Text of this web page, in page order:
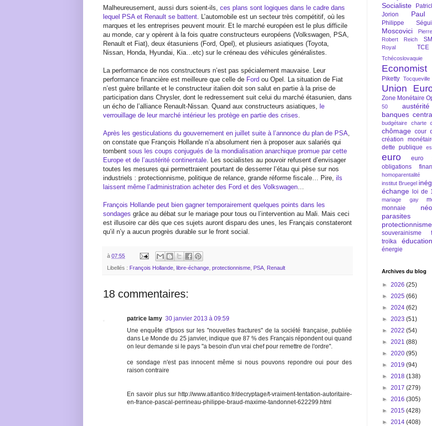
Malheureusement, aussi durs soient-ils, ces plans sont logiques dans le cadre dans
lequel PSA et Renault se battent . L’automobile est un secteur très compétitif, où les
marques et les entreprises peuvent mourir. Et le marché européen est le plus difficile
au monde, car y opèrent à la fois quatre constructeurs européens (Volkswagen, PSA,
Renault et Fiat), deux étasuniens (Ford, Opel), et plusieurs asiatiques (Toyota,
Nissan, Honda, Hyundai, Kia…etc) sur le créneau des véhicules généralistes.
La performance de nos constructeurs n’est pas spécialement mauvaise. Leur
performance financière est meilleure que celle de Ford ou Opel. La situation de Fiat
n’est guère brillante et le constructeur italien doit son salut en partie à la prise de
participation dans Chrysler, dont le redressement suit celui du marché étasunien, dans
un écho de l’alliance Renault-Nissan. Quand aux constructeurs asiatiques, le
verrouillage de leur marché intérieur les protège en partie des crises
Après les gesticulations du gouvernement en juillet suite à l’annonce du plan de PSA
on constate que François Hollande n’a absolument rien à proposer aux salariés qui
tombent sous les coups conjugués de la mondialisation anarchique promue par cette
Europe et de l’austérité continentale . Les socialistes au pouvoir refusent d’envisager
toutes les mesures qui permettraient pourtant de desserrer l’étau qui pèse sur nos
industriels : protectionnisme, politique de relance, grande réforme fiscale… Pire, ils
laissent même l’administration acheter des Ford et des Volkswagen
François Hollande peut bien gagner temporairement quelques points dans les
sondages grâce au débat sur le mariage pour tous ou l’intervention au Mali. Mais ceci
est illusoire car dès que ces sujets auront disparu des unes, les Français constateront
qu’il n’y a aucun progrès durable sur le front social.
à 07:55
Libellés : François Hollande libre-échange protectionnisme PSA Renault
18 commentaires:
patrice lamy 30 janvier 2013 à 09:59
Une enquête d'Ipsos sur les "nouvelles fractures" de la société française, publiée
dans Le Monde du 25 janvier, indique que 87 % des Français répondent oui quand
on leur demande si le pays "a besoin d'un vrai chef pour remettre de l'ordre".
ce sondage n'est pas innocent même si nous pouvons repondre oui pour des
raison contraire
En savoir plus sur http://www.atlantico.fr/decryptage/t-vraiment-tentation-autoritaire-
en-france-pascal-perrineau-philippe-braud-maxime-tandonnet-622299.html
Socialiste
Jorion
Paul
Philippe
Moscovici
Robert Reich
Royal
TCE
Tchécoslovaquie
Economist
Piketty Tocqueville
Union
Zone Monétaire
50
austérité
banques
budgétaire
charte
chômage cour
création
dette publique
euro euro
obligations
homoparentalité
institut Bruegel
échange
loi de
mariage gay
monnaie
parasites
protectionnisme
souverainisme
troïka
énergie
Archives du blog
► 2026 (25)
► 2025 (66)
► 2024 (62)
► 2023 (51)
► 2022 (54)
► 2021 (88)
► 2020 (95)
► 2019 (94)
► 2018 (138)
► 2017 (279)
► 2016 (305)
► 2015 (428)
► 2014 (408)